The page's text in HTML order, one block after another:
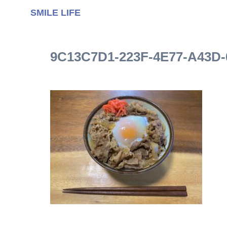
SMILE LIFE
9C13C7D1-223F-4E77-